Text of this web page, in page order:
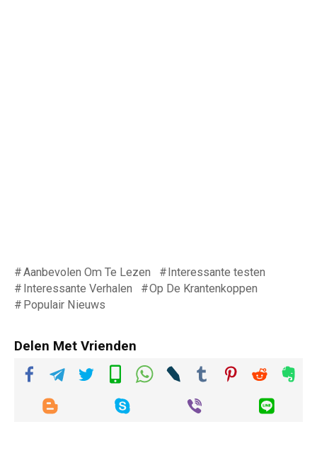
Aanbevolen Om Te Lezen
Interessante testen
Interessante Verhalen
Op De Krantenkoppen
Populair Nieuws
Delen Met Vrienden